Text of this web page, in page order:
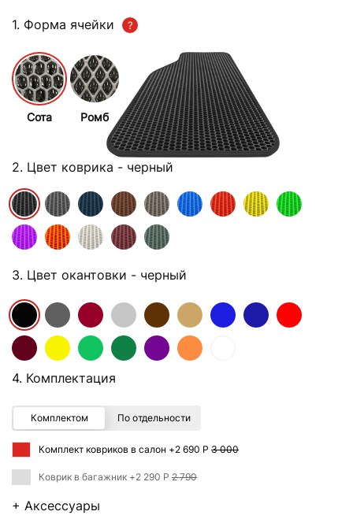
1. Форма ячейки
Сота Ромб
2. Цвет коврика - черный
3. Цвет окантовки - черный
4. Комплектация
Комплектом По отдельности
Комплект ковриков в салон +2 690 Р 3 000
Коврик в багажник +2 290 Р 2 790
+ Аксессуары